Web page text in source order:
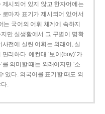
시되어 있지 않고 한자어에는
마자 표기가 제시되어 있어서
는 국어의 어휘 체계에 속하지
만 실생활에서 그 구별이 명확
전에 실린 어휘는 외래어, 실
리하다. 예컨대 ‘보이(boy)’가
의미할 때는 외래어지만 ‘소
있다. 외국어를 표기할 때도 외
.